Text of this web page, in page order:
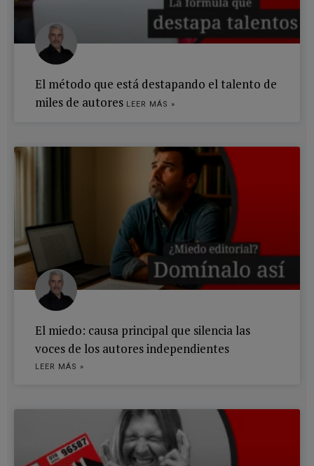
El método que está destapando el talento de
miles de autores LEER MÁS »
El miedo: causa principal que silencia las
voces de los autores independientes
LEER MÁS »